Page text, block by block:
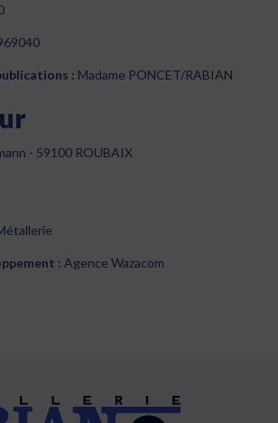
: Madame PONCET/RABIAN
- 59100 ROUBAIX
: Agence Wazacom